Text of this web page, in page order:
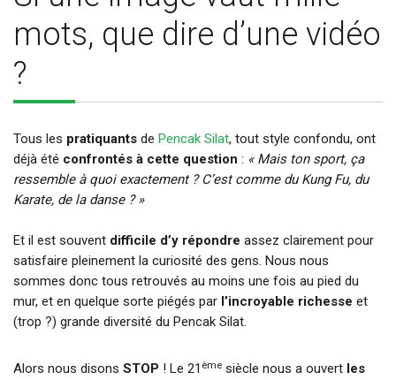
mots, que dire d’une vidéo
?
Tous les pratiquants de Pencak Silat, tout style confondu, ont
déjà été confrontés à cette question : « Mais ton sport, ça
ressemble à quoi exactement ? C’est comme du Kung Fu, du
Karate, de la danse ? »
Et il est souvent difficile d’y répondre assez clairement pour
satisfaire pleinement la curiosité des gens. Nous nous
sommes donc tous retrouvés au moins une fois au pied du
mur, et en quelque sorte piégés par l’incroyable richesse et
(trop ?) grande diversité du Pencak Silat.
Alors nous disons STOP ! Le 21 ème siècle nous a ouvert les